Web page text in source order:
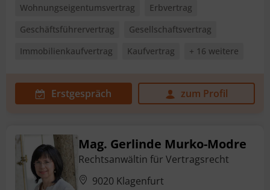
Wohnungseigentumsvertrag
Erbvertrag
Geschäftsführervertrag
Gesellschaftsvertrag
Immobilienkaufvertrag
Kaufvertrag + 16 weitere
Erstgespräch zum Profil
Mag. Gerlinde Murko-Modre
Rechtsanwältin für Vertragsrecht
9020 Klagenfurt